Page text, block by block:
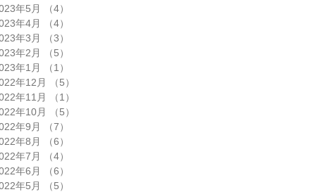
年5月
（4）
年4月
（4）
年3月
（3）
年2月
（5）
年1月
（1）
年12月
（5）
年11月
（1）
年10月
（5）
年9月
（7）
年8月
（6）
年7月
（4）
年6月
（6）
年5月
（5）